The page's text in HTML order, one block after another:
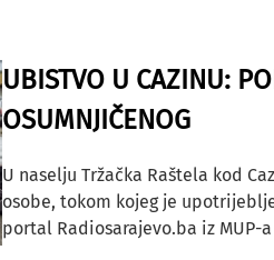
UBISTVO U CAZINU:
OSUMNJIČENOG
U naselju Tržačka Raštela kod
osobe, tokom kojeg je
portal Radiosarajevo.ba iz MUP-a